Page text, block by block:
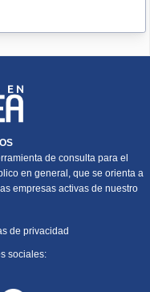
de consulta para el
en general, que se orienta a
empresas activas de nuestro
de privacidad
sociales: